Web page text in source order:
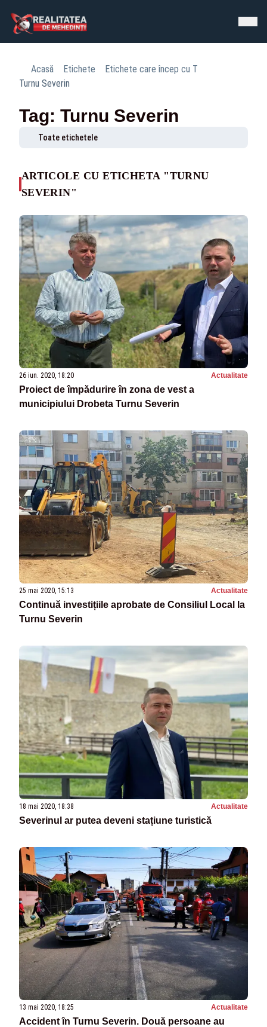
Acasă Etichete
Etichete care încep cu T
Turnu Severin
Tag: Turnu Severin
Toate etichetele
ARTICOLE CU ETICHETA "TURNU
SEVERIN"
26 iun. 2020, 18:20 Actualitate
Proiect de împădurire în zona de vest a
municipiului Drobeta Turnu Severin
25 mai 2020, 15:13 Actualitate
Continuă investițiile aprobate de Consiliul Local la
Turnu Severin
18 mai 2020, 18:38 Actualitate
Severinul ar putea deveni stațiune turistică
13 mai 2020, 18:25 Actualitate
Accident în Turnu Severin. Două persoane au